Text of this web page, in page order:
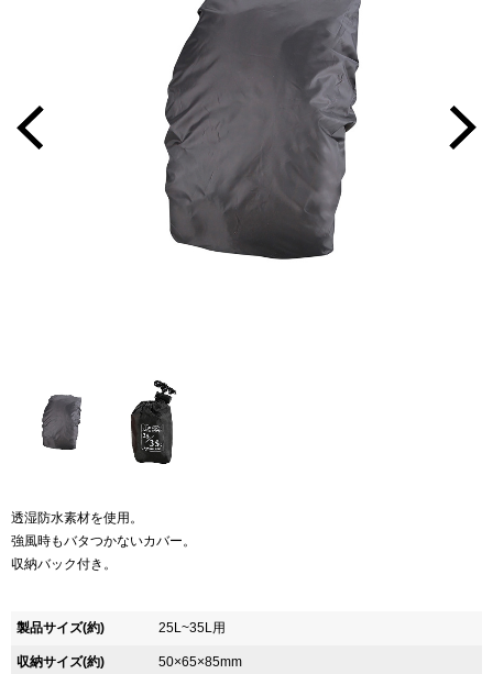
透湿防水素材を使用。
強風時もバタつかないカバー。
収納バック付き。
製品サイズ(約) 25L~35L用
収納サイズ(約) 50×65×85mm